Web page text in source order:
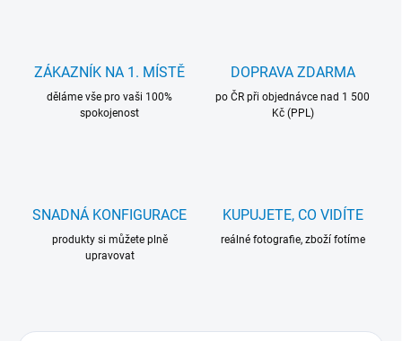
ZÁKAZNÍK NA 1. MÍSTĚ
děláme vše pro vaši 100%
spokojenost
DOPRAVA ZDARMA
po ČR při objednávce nad 1 500
Kč (PPL)
SNADNÁ KONFIGURACE
produkty si můžete plně
upravovat
KUPUJETE, CO VIDÍTE
reálné fotografie, zboží fotíme